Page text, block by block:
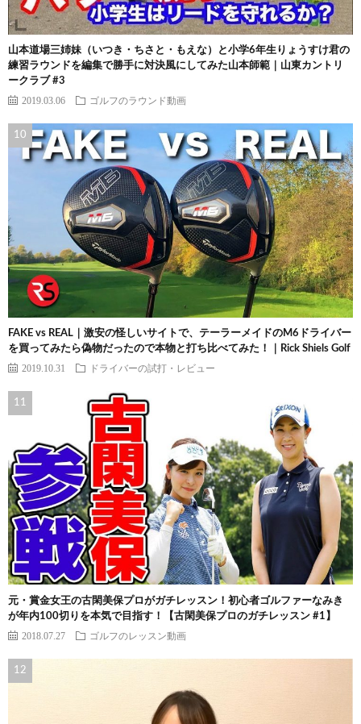
山本道場三姉妹（いつき・ちさと・もえな）と小学6年生りょうすけ君の
練習ラウンドを編集で勝手に対決風にしてみた山本師範｜山東カントリ
ークラブ #3
2019.03.06 ゴルフのラウンド動画
FAKE vs REAL｜激安の怪しいサイトで、テーラーメイドのM6ドライバー
を買ってみたら偽物だったので本物と打ち比べてみた！｜Rick Shiels Golf
2019.10.31 ドライバーの試打・レビュー
元・賞金女王の古閑美保プロがガチレッスン！初心者ゴルファーなみき
が年内100切りを本気で目指す！【古閑美保プロのガチレッスン #1】
2018.07.27 ゴルフのレッスン動画